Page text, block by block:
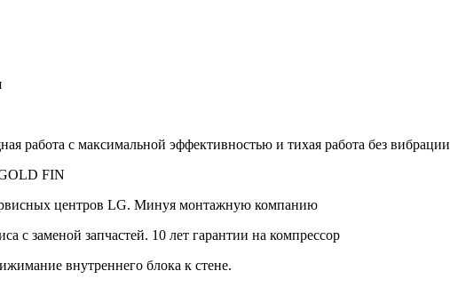
работа с максимальной эффективностью и тихая работа без вибрации
FIN
центров LG. Минуя монтажную компанию
с заменой запчастей. 10 лет гарантии на компрессор
внутреннего блока к стене.